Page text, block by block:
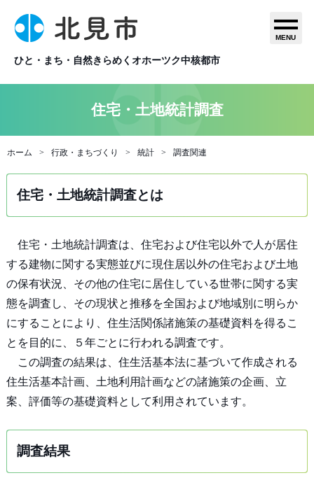
ひと・まち・自然きらめくオホーツク中核都市
MENU
住宅・土地統計調査
ホーム 行政・まちづくり 統計 調査関連
住宅・土地統計調査とは
住宅・土地統計調査は、住宅および住宅以外で人が居住
する建物に関する実態並びに現住居以外の住宅および土地
の保有状況、その他の住宅に居住している世帯に関する実
態を調査し、その現状と推移を全国および地域別に明らか
にすることにより、住生活関係諸施策の基礎資料を得るこ
とを目的に、５年ごとに行われる調査です。
この調査の結果は、住生活基本法に基づいて作成される
住生活基本計画、土地利用計画などの諸施策の企画、立
案、評価等の基礎資料として利用されています。
調査結果